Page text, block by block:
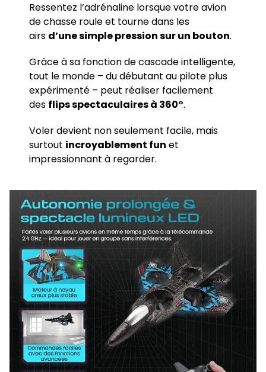
Ressentez l’adrénaline lorsque votre avion
de chasse roule et tourne dans les
airs d’une simple pression sur un bouton.
Grâce à sa fonction de cascade intelligente,
tout le monde – du débutant au pilote plus
expérimenté – peut réaliser facilement
des flips spectaculaires à 360°.
Voler devient non seulement facile, mais
surtout incroyablement fun et
impressionnant à regarder.